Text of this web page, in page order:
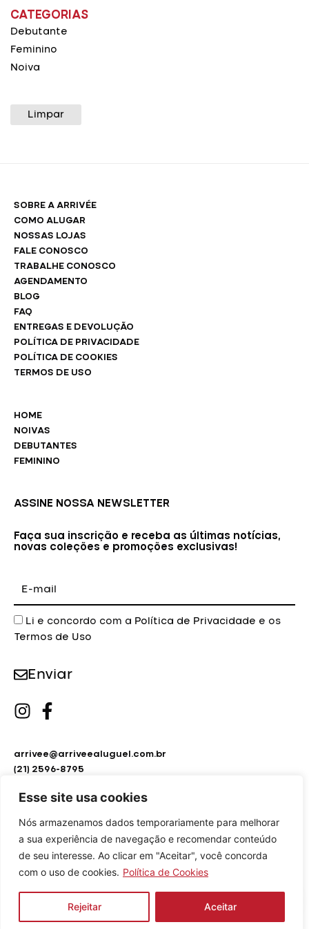
Esse site usa cookies
Nós armazenamos dados temporariamente para melhorar
a sua experiência de navegação e recomendar conteúdo
de seu interesse. Ao clicar em "Aceitar", você concorda
com o uso de cookies. Política de Cookies
Rejeitar Aceitar
CATEGORIAS
Debutante
Feminino
Noiva
Limpar
SOBRE A ARRIVÉE
COMO ALUGAR
NOSSAS LOJAS
FALE CONOSCO
TRABALHE CONOSCO
AGENDAMENTO
BLOG
FAQ
ENTREGAS E DEVOLUÇÃO
POLÍTICA DE PRIVACIDADE
POLÍTICA DE COOKIES
TERMOS DE USO
HOME
NOIVAS
DEBUTANTES
FEMININO
ASSINE NOSSA NEWSLETTER
Faça sua inscrição e receba as últimas notícias,
novas coleções e promoções exclusivas!
mail
AceiteLi e concordo com a Política de Privacidade e os
Termos de Uso
Enviar
arrivee@arriveealuguel.com.br
(21) 2596-8795
Design by
Agência Hiro